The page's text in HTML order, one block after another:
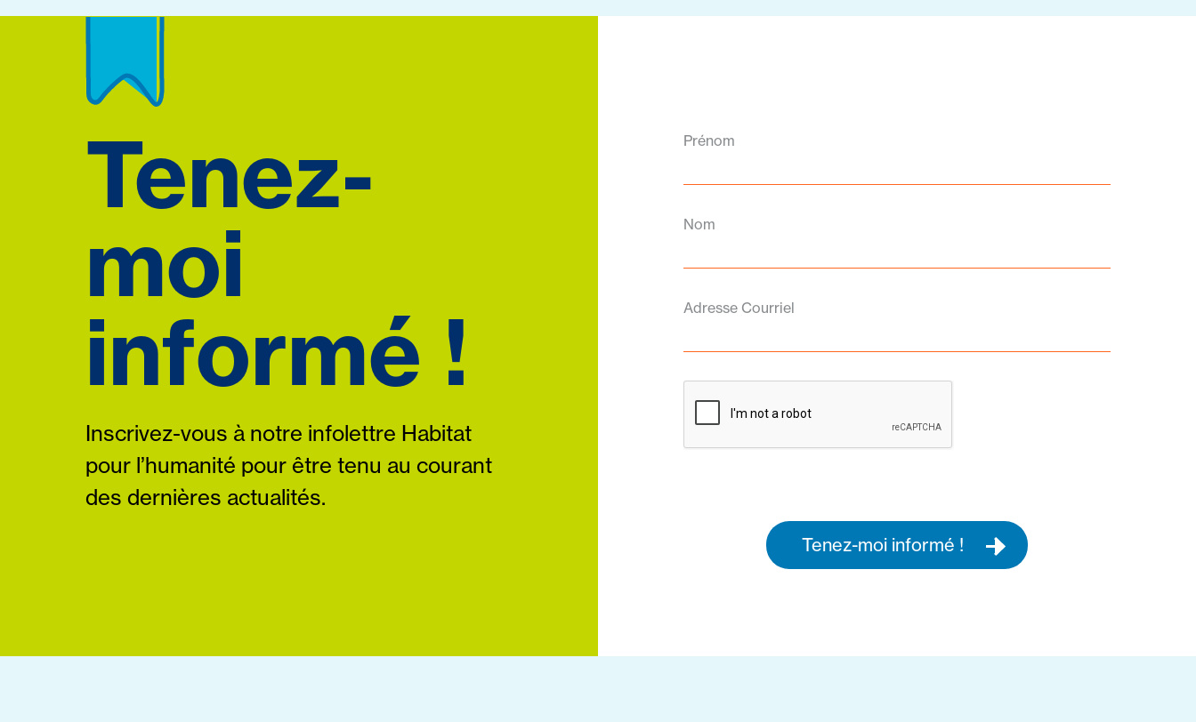
Tenez-
moi
informé !
Inscrivez-vous à notre infolettre Habitat
pour l’humanité pour être tenu au courant
des dernières actualités.
Prénom
Nom
Adresse Courriel
Tenez-moi informé !